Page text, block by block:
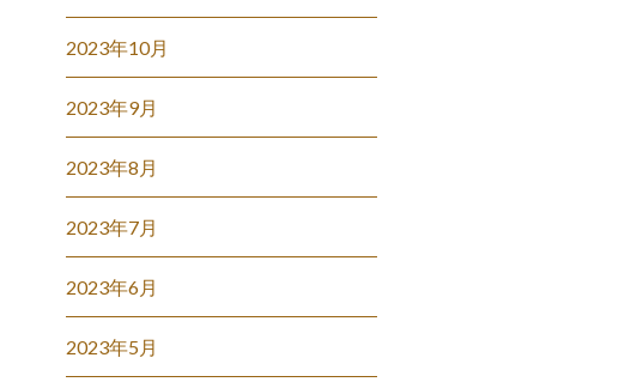
2023年10月
2023年9月
2023年8月
2023年7月
2023年6月
2023年5月